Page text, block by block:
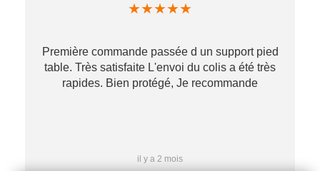
★★★★★
Première commande passée d un support pied
table. Très satisfaite L'envoi du colis a été très
rapides. Bien protégé, Je recommande
il y a 2 mois